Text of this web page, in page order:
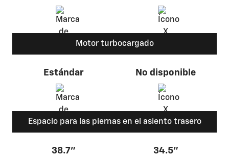
Motor turbocargado
Estándar No disponible
Espacio para las piernas en el asiento trasero
38.7" 34.5"